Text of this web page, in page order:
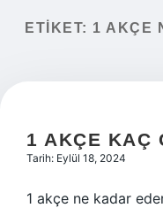
Yasal Uyarı
ETIKET: 1 AKÇE
1 AKÇE KAÇ
Tarih: Eylül 18, 2024
1 akçe ne kadar